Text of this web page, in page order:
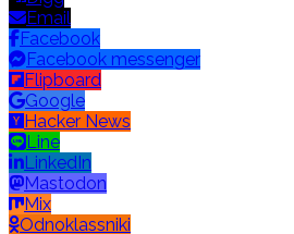
Email
Facebook
Facebook messenger
Flipboard
Google
Hacker News
Line
LinkedIn
Mastodon
Mix
Odnoklassniki